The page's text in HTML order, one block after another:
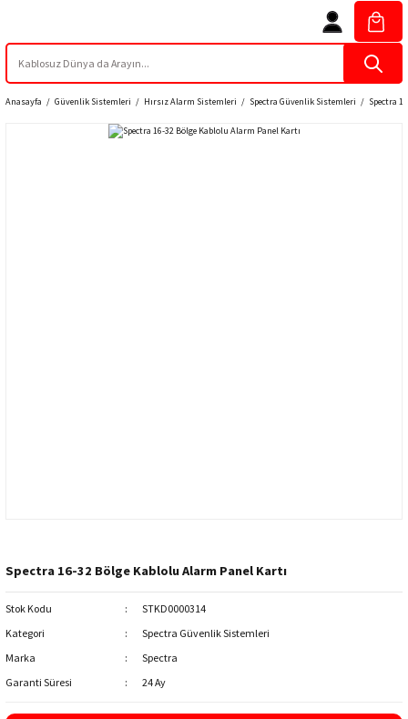
Anasayfa Güvenlik Sistemleri Hırsız Alarm Sistemleri Spectra Güvenlik Sistemleri Spectra
Spectra 16-32 Bölge Kablolu Alarm Panel Kartı
Stok Kodu
STKD0000314
Kategori
Spectra Güvenlik Sistemleri
Marka
Spectra
Garanti Süresi
24 Ay